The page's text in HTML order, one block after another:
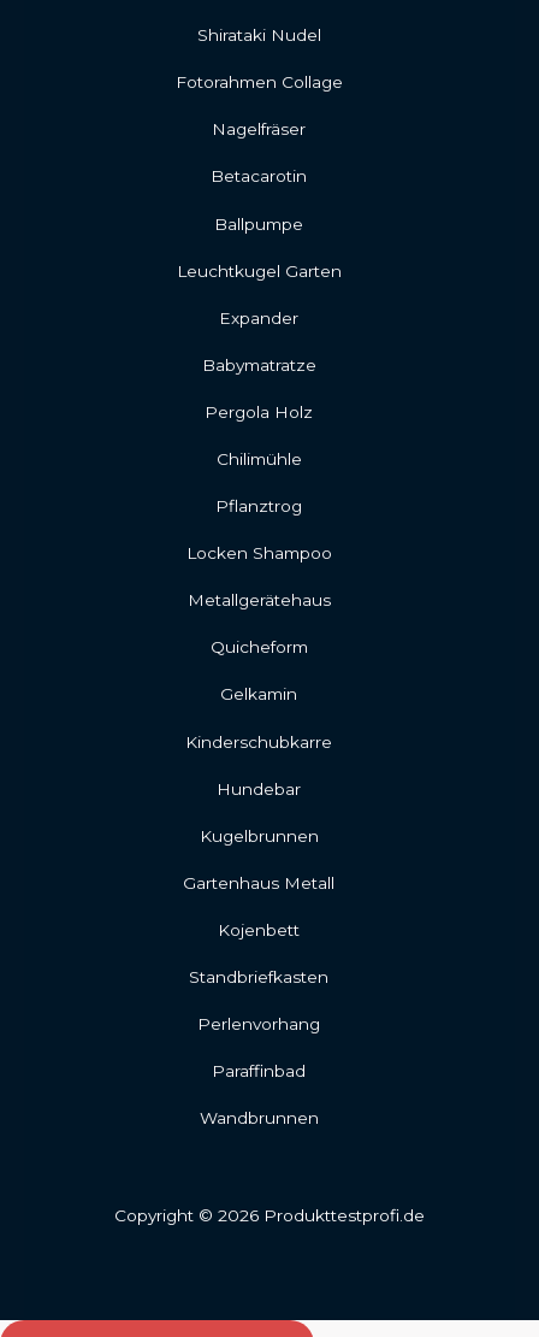
Shirataki Nudel
Fotorahmen Collage
Nagelfräser
Betacarotin
Ballpumpe
Leuchtkugel Garten
Expander
Babymatratze
Pergola Holz
Chilimühle
Pflanztrog
Locken Shampoo
Metallgerätehaus
Quicheform
Gelkamin
Kinderschubkarre
Hundebar
Kugelbrunnen
Gartenhaus Metall
Kojenbett
Standbriefkasten
Perlenvorhang
Paraffinbad
Wandbrunnen
Copyright © 2026 Produkttestprofi.de